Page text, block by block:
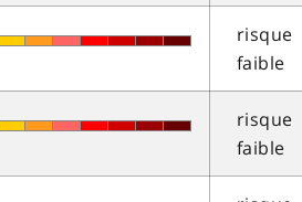
risque
faible
risque
faible